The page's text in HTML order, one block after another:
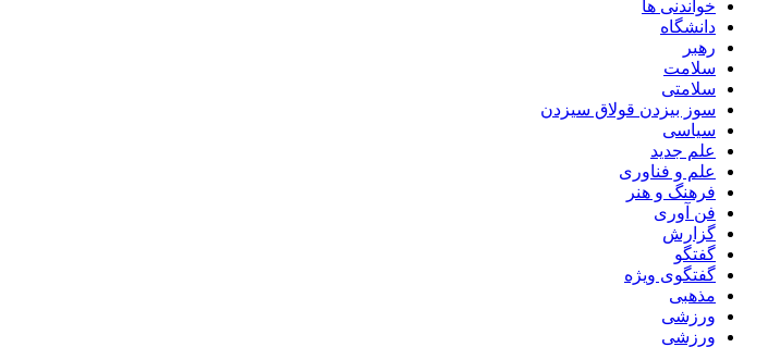
خواندنی ها
دانشگاه
رهبر
سلامت
سلامتی
سوز بیزدن قولاق سیزدن
سیاسی
علم جدید
علم و فناوری
فرهنگ و هنر
فن آوری
گزارش
گفتگو
گفتگوی ویژه
مذهبی
ورزشی
ورزشی